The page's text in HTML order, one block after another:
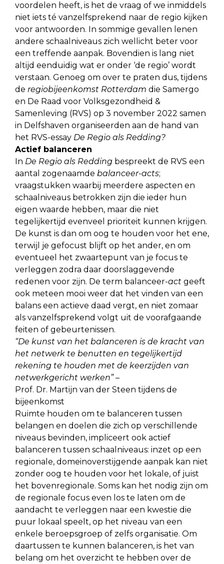
voordelen heeft, is het de vraag of we inmiddels
niet iets té vanzelfsprekend naar de regio kijken
voor antwoorden. In sommige gevallen lenen
andere schaalniveaus zich wellicht beter voor
een treffende aanpak. Bovendien is lang niet
altijd eenduidig wat er onder ‘de regio’ wordt
verstaan. Genoeg om over te praten dus, tijdens
de regiobijeenkomst Rotterdam die Samergo
en De Raad voor Volksgezondheid &
Samenleving (RVS) op 3 november 2022 samen
in Delfshaven organiseerden aan de hand van
het RVS-essay De Regio als Redding?
Actief balanceren
In De Regio als Redding bespreekt de RVS een
aantal zogenaamde balanceer-acts;
vraagstukken waarbij meerdere aspecten en
schaalniveaus betrokken zijn die ieder hun
eigen waarde hebben, maar die niet
tegelijkertijd evenveel prioriteit kunnen krijgen.
De kunst is dan om oog te houden voor het ene,
terwijl je gefocust blijft op het ander, en om
eventueel het zwaartepunt van je focus te
verleggen zodra daar doorslaggevende
redenen voor zijn. De term balanceer-act geeft
ook meteen mooi weer dat het vinden van een
balans een actieve daad vergt, en niet zomaar
als vanzelfsprekend volgt uit de voorafgaande
feiten of gebeurtenissen.
“De kunst van het balanceren is de kracht van
het netwerk te benutten en tegelijkertijd
rekening te houden met de keerzijden van
netwerkgericht werken”–
Prof. Dr. Martijn van der Steen tijdens de
bijeenkomst
Ruimte houden om te balanceren tussen
belangen en doelen die zich op verschillende
niveaus bevinden, impliceert ook actief
balanceren tussen schaalniveaus: inzet op een
regionale, domeinoverstijgende aanpak kan niet
zonder oog te houden voor het lokale, of juist
het bovenregionale. Soms kan het nodig zijn om
de regionale focus even los te laten om de
aandacht te verleggen naar een kwestie die
puur lokaal speelt, op het niveau van een
enkele beroepsgroep of zelfs organisatie. Om
daartussen te kunnen balanceren, is het van
belang om het overzicht te hebben over de